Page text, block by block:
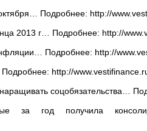
Подробнее: http://
2013 г… Подробнее: http://
Подробнее: http://
http://
соцобязательства…
за год получила